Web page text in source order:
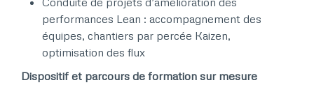
performances Lean : accompagnement des
équipes, chantiers par percée Kaizen,
optimisation des flux ​
Dispositif et parcours de formation sur mesure ​​